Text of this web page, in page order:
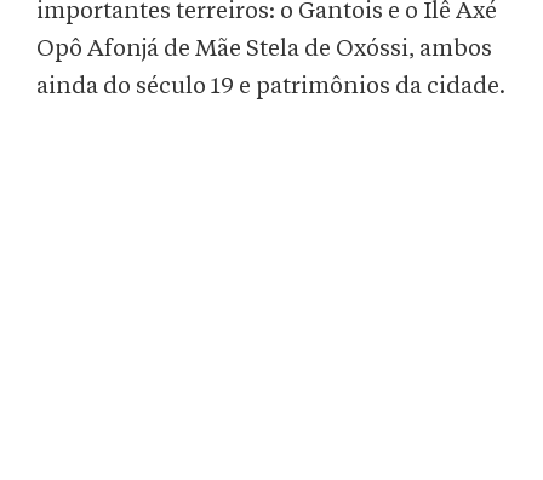
importantes terreiros: o Gantois e o Ilê Axé
Opô Afonjá de Mãe Stela de Oxóssi, ambos
ainda do século 19 e patrimônios da cidade.